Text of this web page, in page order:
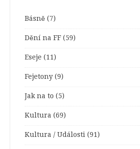
Básně (7)
Dění na FF (59)
Eseje (11)
Fejetony (9)
Jak na to (5)
Kultura (69)
Kultura / Události (91)